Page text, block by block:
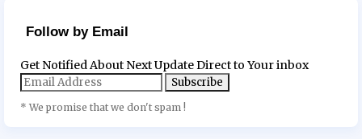
Follow by Email
Get Notified About Next Update Direct to Your inbox
* We promise that we don't spam !